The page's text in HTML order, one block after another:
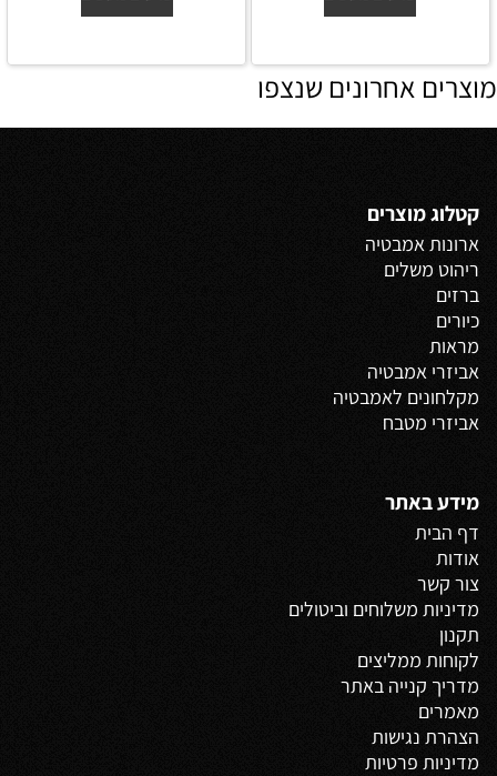
מוצרים אחרונים שנצפו
קטלוג מוצרים
ארונות אמבטיה
ריהוט משלים
ברזים
כיורים
מראות
אביזרי אמבטיה
מקלחונים לאמבטיה
אביזרי מטבח
מידע באתר
דף הבית
אודות
צור קשר
מדיניות משלוחים וביטולים
תקנון
לקוחות ממליצים
מדריך קנייה באתר
מאמרים
הצהרת נגישות
מדיניות פרטיות